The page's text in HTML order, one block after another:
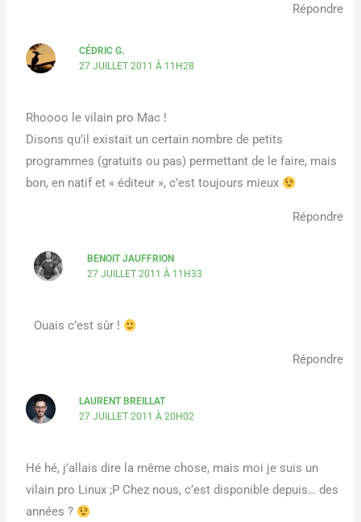
Répondre
CÉDRIC G.
27 JUILLET 2011 À 11H28
Rhoooo le vilain pro Mac !
Disons qu’il existait un certain nombre de petits
programmes (gratuits ou pas) permettant de le faire, mais
bon, en natif et « éditeur », c’est toujours mieux
Répondre
BENOIT JAUFFRION
27 JUILLET 2011 À 11H33
Ouais c’est sûr !
Répondre
LAURENT BREILLAT
27 JUILLET 2011 À 20H02
Hé hé, j’allais dire la même chose, mais moi je suis un
vilain pro Linux ;P Chez nous, c’est disponible depuis… des
années ?